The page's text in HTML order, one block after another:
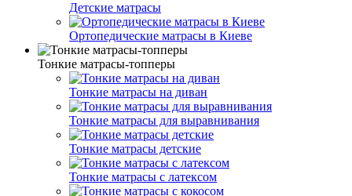
Детские матрасы
Ортопедические матрасы в Киеве
Тонкие матрасы-топперы
Тонкие матрасы на диван
Тонкие матрасы для выравнивания
Тонкие матрасы детские
Тонкие матрасы с латексом